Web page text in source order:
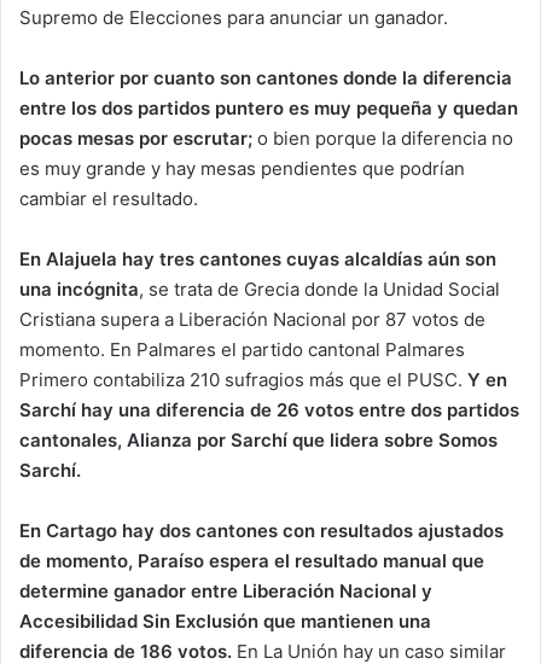
Supremo de Elecciones para anunciar un ganador.
Lo anterior por cuanto son cantones donde la diferencia
entre los dos partidos puntero es muy pequeña y quedan
pocas mesas por escrutar; o bien porque la diferencia no
es muy grande y hay mesas pendientes que podrían
cambiar el resultado.
En Alajuela hay tres cantones cuyas alcaldías aún son
una incógnita, se trata de Grecia donde la Unidad Social
Cristiana supera a Liberación Nacional por 87 votos de
momento. En Palmares el partido cantonal Palmares
Primero contabiliza 210 sufragios más que el PUSC. Y en
Sarchí hay una diferencia de 26 votos entre dos partidos
cantonales, Alianza por Sarchí que lidera sobre Somos
Sarchí.
En Cartago hay dos cantones con resultados ajustados
de momento, Paraíso espera el resultado manual que
determine ganador entre Liberación Nacional y
Accesibilidad Sin Exclusión que mantienen una
diferencia de 186 votos. En La Unión hay un caso similar